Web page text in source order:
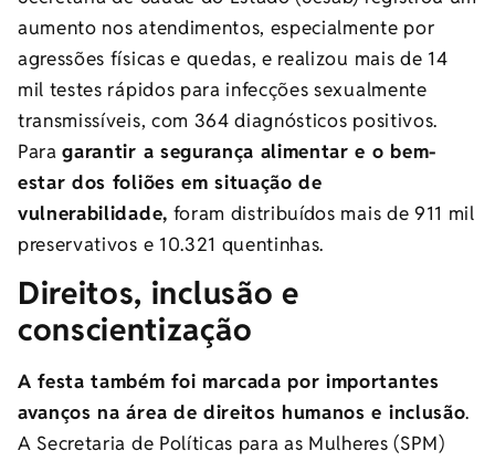
aumento nos atendimentos, especialmente por
agressões físicas e quedas, e realizou mais de 14
mil testes rápidos para infecções sexualmente
transmissíveis, com 364 diagnósticos positivos.
Paragarantir a segurança alimentar e o bem-
estar dos foliões em situação de
vulnerabilidade, foram distribuídos mais de 911 mil
preservativos e 10.321 quentinhas.
Direitos, inclusão e
conscientização
A festa também foi marcada por importantes
avanços na área de direitos humanos e inclusão.
A Secretaria de Políticas para as Mulheres (SPM)